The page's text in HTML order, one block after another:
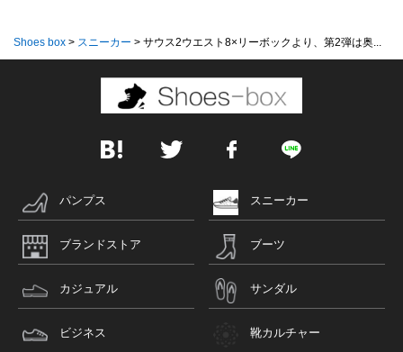
Shoes box > スニーカー > サウス2ウエスト8×リーボックより、第2弾は奥...
パンプス スニーカー
ブランドストア ブーツ
カジュアル サンダル
ビジネス 靴カルチャー